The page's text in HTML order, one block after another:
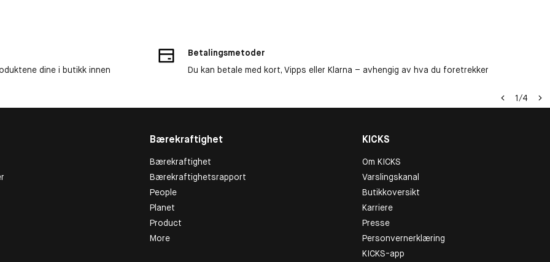
dine i butikk innen
Betalingsmetoder
Du kan betale med kort, Vipps eller Klarna – avhengig av hva du foretrekker
1/4
Bærekraftighet
Bærekraftighet
Bærekraftighetsrapport
People
Planet
Product
More
KICKS
Om KICKS
Varslingskanal
Butikkoversikt
Karriere
Presse
Personvernerklæring
KICKS-app